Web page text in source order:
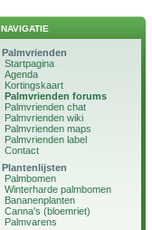
NAVIGATIE
Palmvrienden
Startpagina
Agenda
Kortingskaart
Palmvrienden forums
Palmvrienden chat
Palmvrienden wiki
Palmvrienden maps
Palmvrienden label
Contact
Plantenlijsten
Palmbomen
Winterharde palmbomen
Bananenplanten
Canna's (bloemriet)
Palmvarens